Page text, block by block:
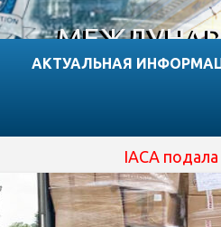
АКТУАЛЬНАЯ
IACA подала заявку на